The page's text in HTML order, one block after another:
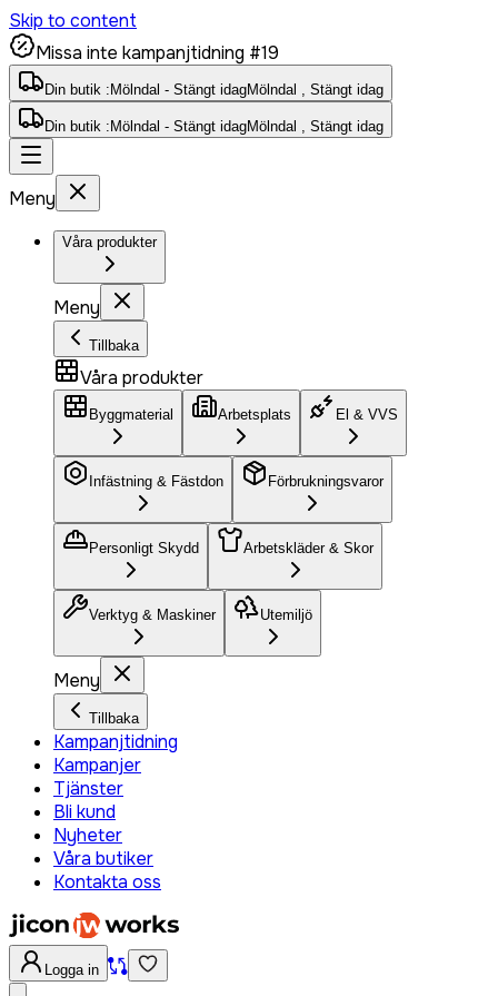
Skip to content
Missa inte kampanjtidning #19
Din butik : Mölndal - Stängt idagMölndal , Stängt idag
Din butik : Mölndal - Stängt idagMölndal , Stängt idag
Meny
Våra produkter
Meny
Tillbaka
Våra produkter
Byggmaterial Arbetsplats El & VVS
Infästning & Fästdon Förbrukningsvaror
Personligt Skydd Arbetskläder & Skor
Verktyg & Maskiner Utemiljö
Meny
Tillbaka
Kampanjtidning
Kampanjer
Tjänster
Bli kund
Nyheter
Våra butiker
Kontakta oss
Logga in